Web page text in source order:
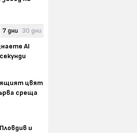
7 дни 30 дни
AI
цвят
среща
и